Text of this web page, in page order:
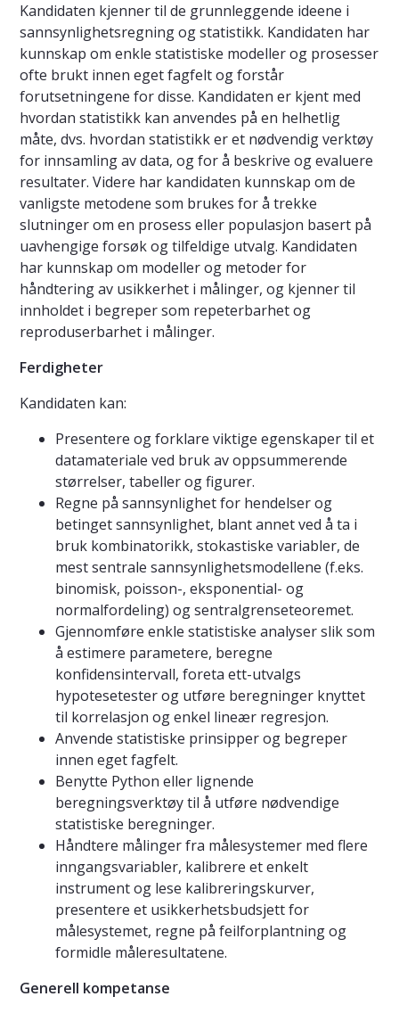
Kandidaten kjenner til de grunnleggende ideene i
sannsynlighetsregning og statistikk. Kandidaten har
kunnskap om enkle statistiske modeller og prosesser
ofte brukt innen eget fagfelt og forstår
forutsetningene for disse. Kandidaten er kjent med
hvordan statistikk kan anvendes på en helhetlig
måte, dvs. hvordan statistikk er et nødvendig verktøy
for innsamling av data, og for å beskrive og evaluere
resultater. Videre har kandidaten kunnskap om de
vanligste metodene som brukes for å trekke
slutninger om en prosess eller populasjon basert på
uavhengige forsøk og tilfeldige utvalg. Kandidaten
har kunnskap om modeller og metoder for
håndtering av usikkerhet i målinger, og kjenner til
innholdet i begreper som repeterbarhet og
reproduserbarhet i målinger.
Ferdigheter
Kandidaten kan:
Presentere og forklare viktige egenskaper til et
datamateriale ved bruk av oppsummerende
størrelser, tabeller og figurer.
Regne på sannsynlighet for hendelser og
betinget sannsynlighet, blant annet ved å ta i
bruk kombinatorikk, stokastiske variabler, de
mest sentrale sannsynlighetsmodellene (f.eks.
binomisk, poisson-, eksponential- og
normalfordeling) og sentralgrenseteoremet.
Gjennomføre enkle statistiske analyser slik som
å estimere parametere, beregne
konfidensintervall, foreta ett-utvalgs
hypotesetester og utføre beregninger knyttet
til korrelasjon og enkel lineær regresjon.
Anvende statistiske prinsipper og begreper
innen eget fagfelt.
Benytte Python eller lignende
beregningsverktøy til å utføre nødvendige
statistiske beregninger.
Håndtere målinger fra målesystemer med flere
inngangsvariabler, kalibrere et enkelt
instrument og lese kalibreringskurver,
presentere et usikkerhetsbudsjett for
målesystemet, regne på feilforplantning og
formidle måleresultatene.
Generell kompetanse